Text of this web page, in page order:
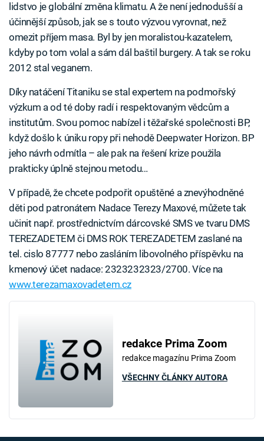
lidstvo je globální změna klimatu. A že není jednodušší a
účinnější způsob, jak se s touto výzvou vyrovnat, než
omezit příjem masa. Byl by jen moralistou-kazatelem,
kdyby po tom volal a sám dál baštil burgery. A tak se roku
2012 stal veganem.
Díky natáčení Titaniku se stal expertem na podmořský
výzkum a od té doby radí i respektovaným vědcům a
institutům. Svou pomoc nabízel i těžařské společnosti BP,
když došlo k úniku ropy při nehodě Deepwater Horizon. BP
jeho návrh odmítla – ale pak na řešení krize použila
prakticky úplně stejnou metodu…
V případě, že chcete podpořit opuštěné a znevýhodněné
děti pod patronátem Nadace Terezy Maxové, můžete tak
učinit např. prostřednictvím dárcovské SMS ve tvaru DMS
TEREZADETEM či DMS ROK TEREZADETEM zaslané na
tel. cislo 87777 nebo zasláním libovolného příspěvku na
kmenový účet nadace: 2323232323/2700. Více na
www.terezamaxovadetem.cz
redakce Prima Zoom
redakce magazínu Prima Zoom
VŠECHNY ČLÁNKY AUTORA